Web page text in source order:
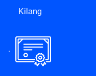
Kilang